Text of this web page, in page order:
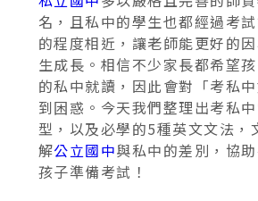
名，且私中的學生也都經過考
的程度相近，讓老師能更好的
生成長。相信不少家長都希望
的私中就讀，因此會對「考私
到困惑。今天我們整理出考私
型，以及必學的5種英文文法，
解公立國中與私中的差別，協
孩子準備考試！